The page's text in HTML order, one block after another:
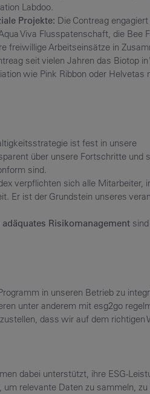
Labdoo.
Projekte: Die Contreag
Viva Flusspatenschaft, die Bee
freiwillige Arbeitseinsätze in
seit vielen Jahren das Biotop
wie Pink Ribbon oder Helvetas
ist fest in unsere
über unsere Fortschritte und
sind.
verpflichten sich alle Mitarbeiter,
Er ist der Grundstein unseres
Risikomanagement
in unseren Betrieb zu
unter anderem mit esg2go
dass wir auf dem richtigen
dabei unterstützt, ihre ESG-
relevante Daten zu sammeln,